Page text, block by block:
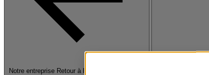
Notre entreprise Retour à la section précédente